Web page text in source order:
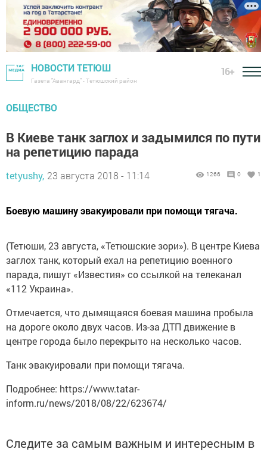
НОВОСТИ ТЕТЮШ
Газета "Авангард" - Тетюшский район
16+
ОБЩЕСТВО
В Киеве танк заглох и задымился по пути
на репетицию парада
tetyushy, 23 августа 2018 - 11:14 1266 0 1
Боевую машину эвакуировали при помощи тягача.
(Тетюши, 23 августа, «Тетюшские зори»). В центре Киева
заглох танк, который ехал на репетицию военного
парада, пишут «Известия» со ссылкой на телеканал
«112 Украина».
Отмечается, что дымящаяся боевая машина пробыла
на дороге около двух часов. Из-за ДТП движение в
центре города было перекрыто на несколько часов.
Танк эвакуировали при помощи тягача.
Подробнее: https://www.tatar-
inform.ru/news/2018/08/22/623674/
Следите за самым важным и интересным в